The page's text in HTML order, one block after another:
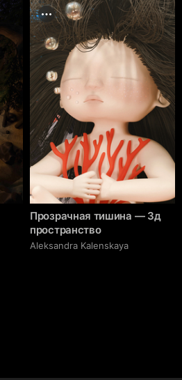
Прозрачная тишина — 3д
пространство
Aleksandra Kalenskaya